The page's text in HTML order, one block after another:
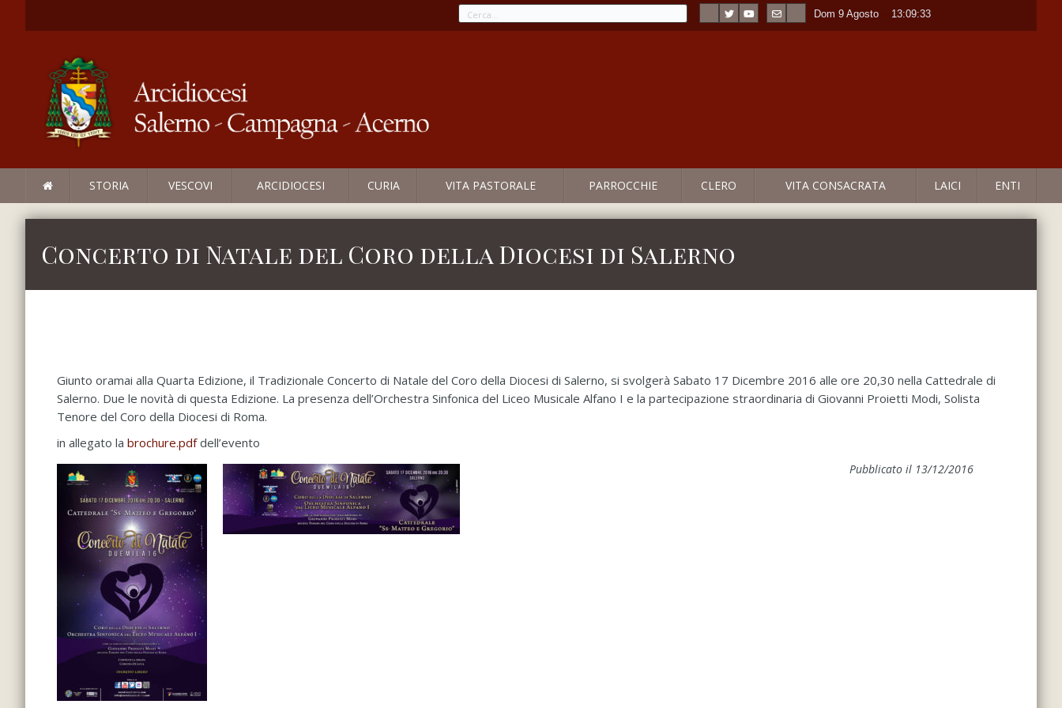
Dom 9 Agosto 13:09:33
STORIA VESCOVI ARCIDIOCESI CURIA VITA PASTORALE PARROCCHIE CLERO VITA CONSACRATA LAICI ENTI
Concerto di Natale del Coro della Diocesi di Salerno
Giunto oramai alla Quarta Edizione, il Tradizionale Concerto di Natale del Coro della Diocesi di Salerno, si svolgerà Sabato 17 Dicembre 2016 alle ore 20,30 nella Cattedrale di
Salerno. Due le novità di questa Edizione. La presenza dell’Orchestra Sinfonica del Liceo Musicale Alfano I e la partecipazione straordinaria di Giovanni Proietti Modi, Solista
Tenore del Coro della Diocesi di Roma.
in allegato la brochure.pdfdell’evento
Pubblicato il 13/12/2016